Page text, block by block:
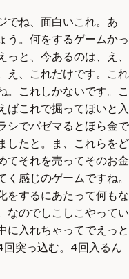
でね、面白いこれ。あ
う。何をするゲームかっ
と、今あるのは、え、
え、これだけです。これ
。これしかないです。こ
ばこれで掘ってほいと入
シでバゼマるとほら金で
したと。ま、これらをど
てそれを売ってそのお金
感じのゲームですね。
をするにあたって何もな
なのでしこしこやってい
に入れちゃってでえっと
突っ込む。4回入るん